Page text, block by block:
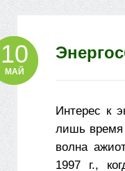
10
МАЙ
Интерес к
лишь время
волна
1997 г.,